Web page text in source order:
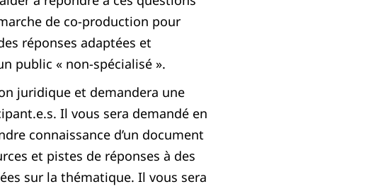
de co-production pour
réponses adaptées et
public « non-spécialisé ».
juridique et demandera une
Il vous sera demandé en
connaissance d’un document
et pistes de réponses à des
sur la thématique. Il vous sera